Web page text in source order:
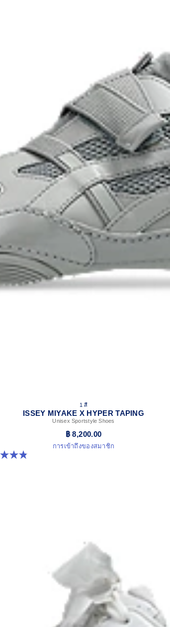
1 สี
ISSEY MIYAKE X HYPER TAPING
Unisex Sportstyle Shoes
฿ 8,200.00
การเข้าถึงของสมาชิก